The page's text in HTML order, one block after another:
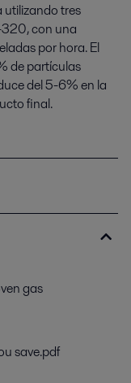
utilizando tres
con una
por hora. El
de partículas
del 5-6% en la
final.
gas
save.pdf